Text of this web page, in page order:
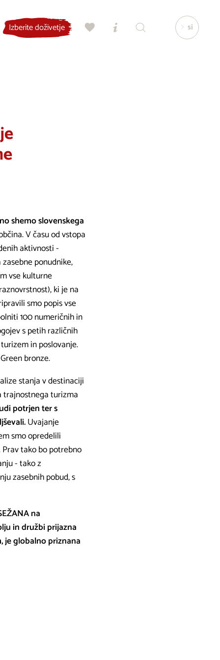
Izberite doživetje si
shemo slovenskega
V času od vstopa
aktivnosti -
ponudnike,
vse kulturne
ki je na
smo popis vse
100 numeričnih in
s petih različnih
in poslovanje.
bronze.
stanja v destinaciji
turizma
potrjen ter s
Uvajanje
smo opredelili
tako bo potrebno
- tako z
zasebnih pobud, s
na
in družbi prijazna
je globalno priznana